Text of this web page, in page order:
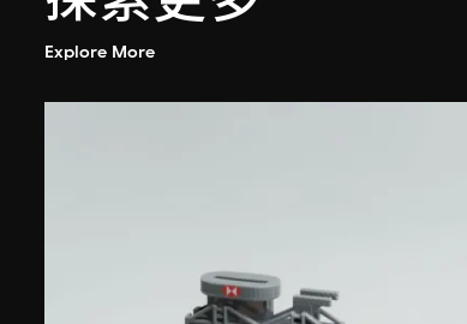
Explore More